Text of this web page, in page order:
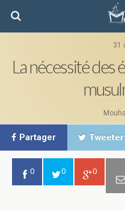
31
La nécessité des
Partager Tweeter
0 0 0